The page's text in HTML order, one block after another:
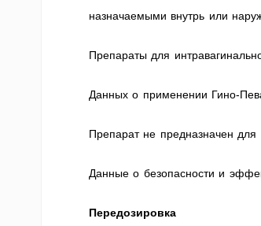
назначаемыми внутрь или
Препараты для
Данных о применении Гино-
Препарат не предназначен
Данные о безопасности и
Передозировка